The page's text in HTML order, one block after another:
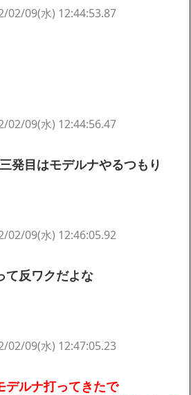
02/09(水) 12:44:53.87
02/09(水) 12:44:56.47
発目はモデルナやるつもり
02/09(水) 12:46:05.92
て反ワクだよな
02/09(水) 12:47:05.23
デルナ打ってきたで